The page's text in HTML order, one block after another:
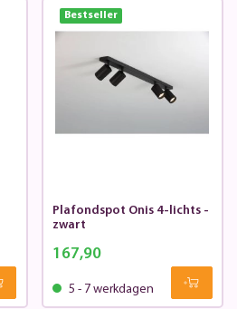
Bestseller
Plafondspot Onis 4-lichts -
zwart
167,90
5 - 7 werkdagen